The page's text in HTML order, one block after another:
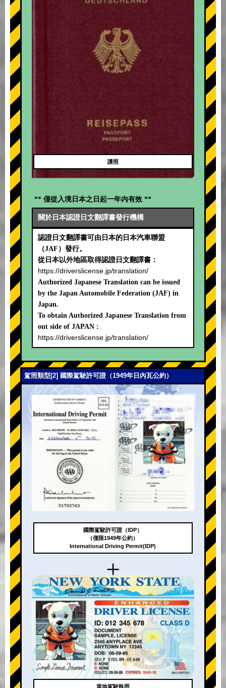
護照
** 僅從入境日本之日起一年內有效 **
關於日本認證日文翻譯書發行機構
認證日文翻譯書可由日本的日本汽車聯盟
（JAF）發行。
從日本以外地區取得認證日文翻譯書：
https://driverslicense.jp/translation/
Authorized Japanese Translation can be issued
by the Japan Automobile Federation (JAF) in
Japan.
To obtain Authorized Japanese Translation from
out side of JAPAN :
https://driverslicense.jp/translation/
駕照類型[2] 國際駕駛許可證（1949年日內瓦公約）
+
國際駕駛許可證（IDP）
（僅限1949年公約）
International Driving Permit(IDP)
當地駕駛執照